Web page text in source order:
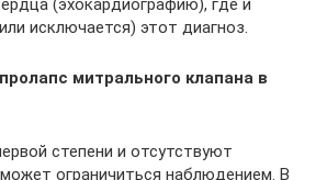
(эхокардиографию), где и
исключается) этот диагноз.
митрального клапана в
степени и отсутствуют
ограничиться наблюдением. В